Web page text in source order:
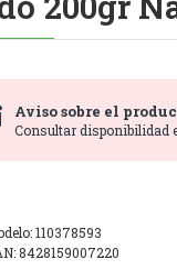
Aviso sobre el
Consultar disponibilidad
110378593
8428159007220